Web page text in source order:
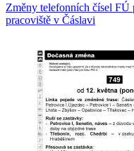
Změny telefonních čísel
pracoviště v Čáslavi